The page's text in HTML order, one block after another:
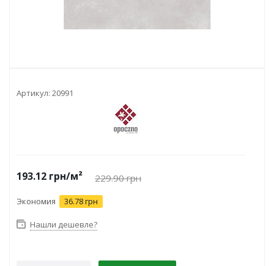
Артикул: 20991
193.12 грн/м² 229.90грн
Экономия 36.78 грн
Нашли дешевле?